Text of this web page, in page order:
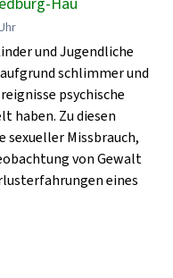
und Jugendliche
schlimmer und
psychische
haben. Zu diesen
sexueller Missbrauch,
von Gewalt
eines